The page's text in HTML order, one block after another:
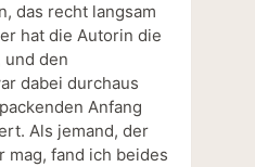
das recht langsam
hat die Autorin die
und den
dabei durchaus
Anfang
Als jemand, der
mag, fand ich beides